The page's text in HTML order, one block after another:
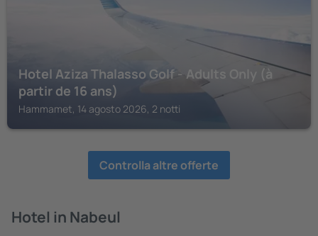
Hotel Aziza Thalasso Golf - Adults Only (à
partir de 16 ans)
Hammamet, 14 agosto 2026, 2 notti
Controlla altre offerte
Hotel in Nabeul